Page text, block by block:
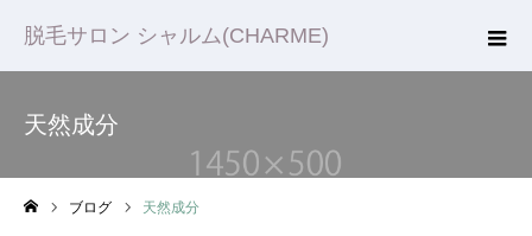
脱毛サロン シャルム(CHARME)
天然成分
ブログ 天然成分